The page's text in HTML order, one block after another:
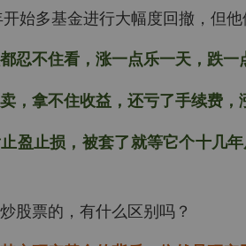
始多基金进行大幅度回撤，但
忍不住看，涨一点乐一天，跌一
，拿不住收益，还亏了手续费
盈止损，被套了就等它个十几
股票的，有什么区别吗？